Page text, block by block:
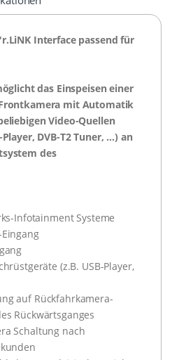
Interface passend für
das Einspeisen einer
mit Automatik
Video-Quellen
DVB-T2 Tuner, ...) an
des
Infotainment Systeme
(z.B. USB-Player,
auf Rückfahrkamera-
Rückwärtsganges
Schaltung nach